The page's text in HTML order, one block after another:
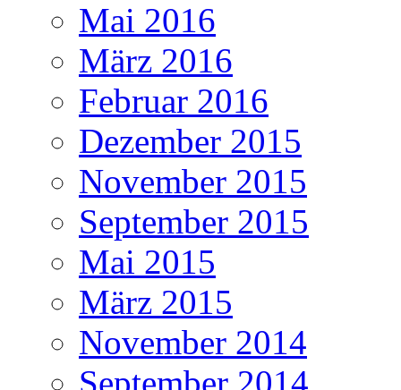
Mai 2016
März 2016
Februar 2016
Dezember 2015
November 2015
September 2015
Mai 2015
März 2015
November 2014